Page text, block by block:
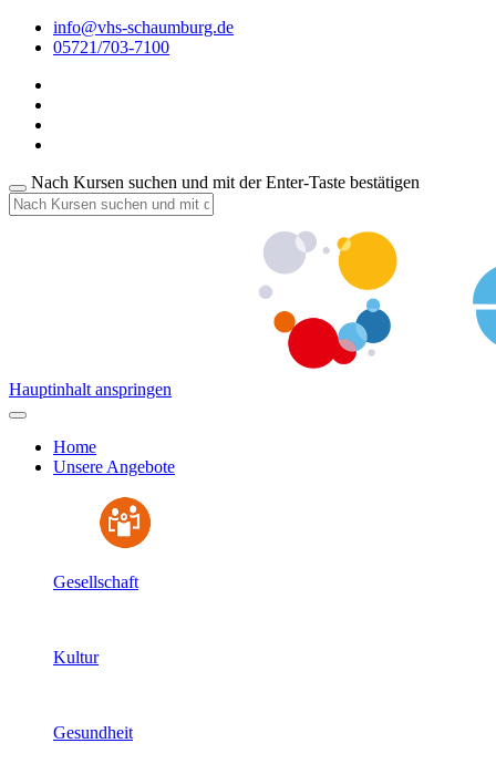
info@vhs-schaumburg.de
05721/703-7100
Nach Kursen suchen und mit der Enter-Taste bestätigen
Hauptinhalt anspringen
Home
Unsere Angebote
Gesellschaft
Kultur
Gesundheit